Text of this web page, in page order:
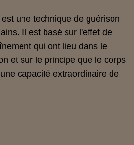
est une technique de guérison
Il est basé sur l'effet de
qui ont lieu dans le
et sur le principe que le corps
capacité extraordinaire de